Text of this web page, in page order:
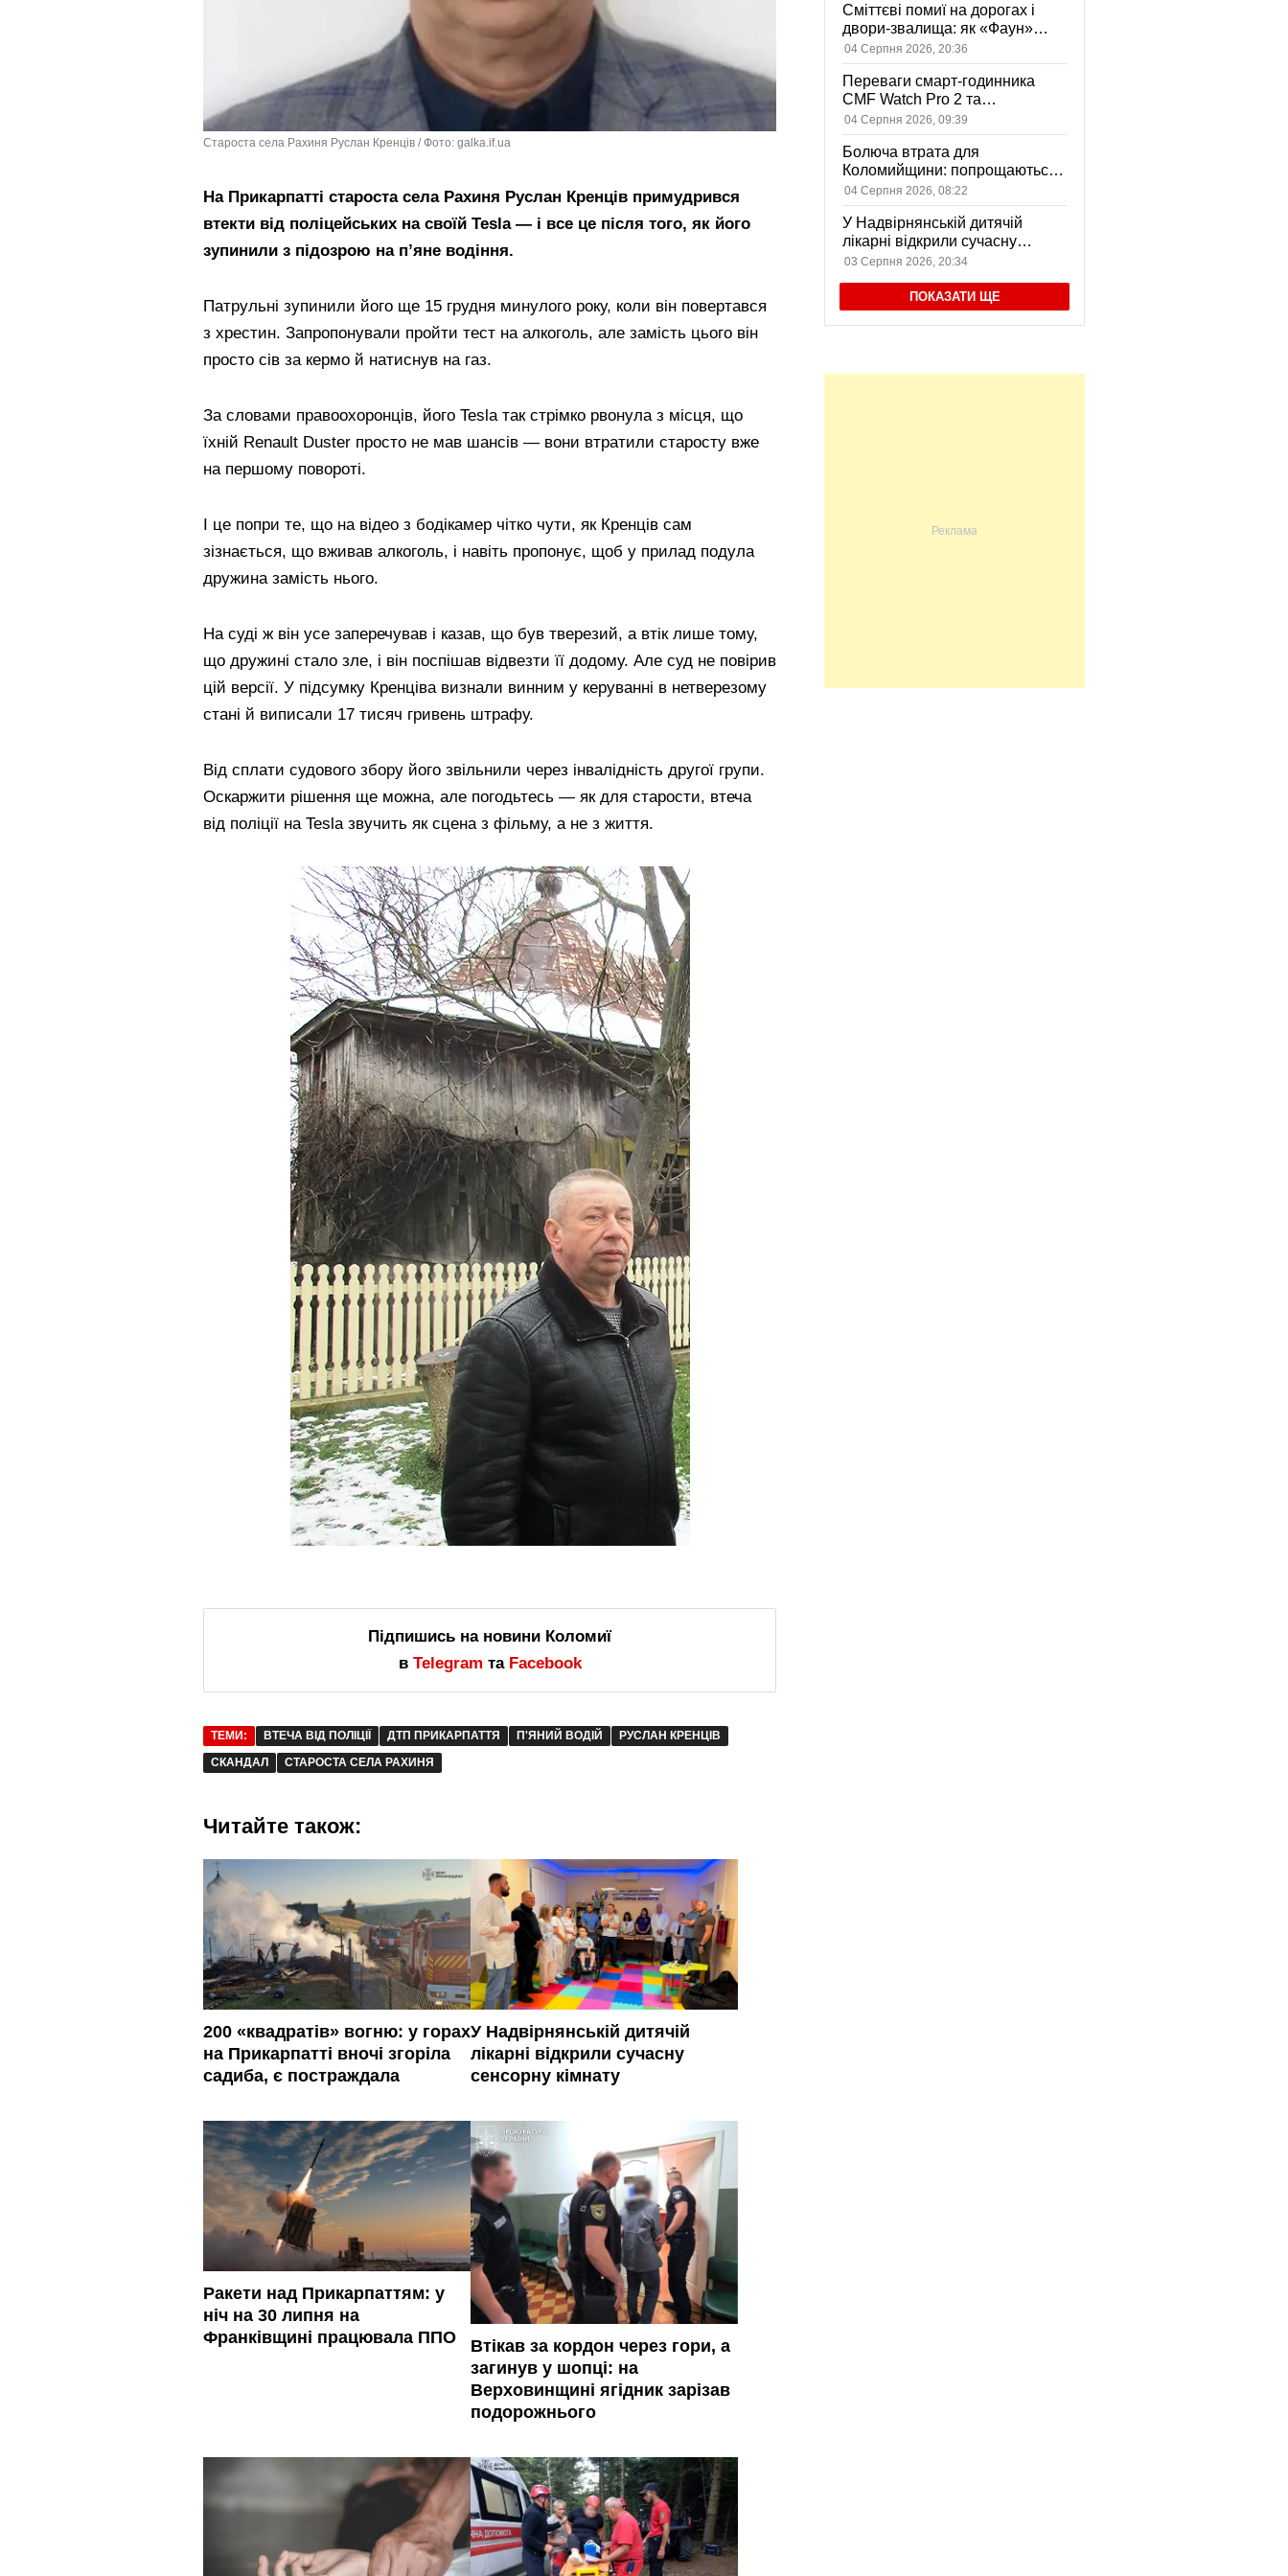
Староста села Рахиня Руслан Кренців / Фото: galka.if.ua
На Прикарпатті староста села Рахиня Руслан Кренців примудрився
втекти від поліцейських на своїй Tesla — і все це після того, як його
зупинили з підозрою на п’яне водіння.
Патрульні зупинили його ще 15 грудня минулого року, коли він повертався
з хрестин. Запропонували пройти тест на алкоголь, але замість цього він
просто сів за кермо й натиснув на газ.
За словами правоохоронців, його Tesla так стрімко рвонула з місця, що
їхній Renault Duster просто не мав шансів — вони втратили старосту вже
на першому повороті.
І це попри те, що на відео з бодікамер чітко чути, як Кренців сам
зізнається, що вживав алкоголь, і навіть пропонує, щоб у прилад подула
дружина замість нього.
На суді ж він усе заперечував і казав, що був тверезий, а втік лише тому,
що дружині стало зле, і він поспішав відвезти її додому. Але суд не повірив
цій версії. У підсумку Кренціва визнали винним у керуванні в нетверезому
стані й виписали 17 тисяч гривень штрафу.
Від сплати судового збору його звільнили через інвалідність другої групи.
Оскаржити рішення ще можна, але погодьтесь — як для старости, втеча
від поліції на Tesla звучить як сцена з фільму, а не з життя.
Підпишись на новини Коломиї
в Telegram та Facebook
ТЕМИ: ВТЕЧА ВІД ПОЛІЦІЇ ДТП ПРИКАРПАТТЯ П'ЯНИЙ ВОДІЙ
РУСЛАН КРЕНЦІВ
СКАНДАЛ
СТАРОСТА СЕЛА РАХИНЯ
Читайте також:
200 «квадратів» вогню: у горах
на Прикарпатті вночі згоріла
садиба, є постраждала
У Надвірнянській дитячій
лікарні відкрили сучасну
сенсорну кімнату
Ракети над Прикарпаттям: у
ніч на 30 липня на
Франківщині працювала ППО
Втікав за кордон через гори, а
загинув у шопці: на
Верховинщині ягідник зарізав
подорожнього
Сміттєві помиї на дорогах і
двори-звалища: як «Фаун»
вивозить відходи в Коломиї
04 Серпня 2026, 20:36
Переваги смарт-годинника
CMF Watch Pro 2 та
навушників CMF Buds Pro 2
для сучасних користувачів
04 Серпня 2026, 09:39
Болюча втрата для
Коломийщини: попрощаються
із захисником, який віддав
життя за Україну
04 Серпня 2026, 08:22
У Надвірнянській дитячій
лікарні відкрили сучасну
сенсорну кімнату
03 Серпня 2026, 20:34
ПОКАЗАТИ ЩЕ